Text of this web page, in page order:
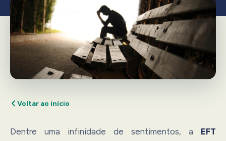
Voltar ao início
Dentre uma infinidade de sentimentos, a EFT